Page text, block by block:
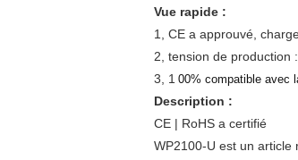
Vue rapide :
1, CE a approuvé,
2, tension de production
3, 1 00% compatible avec
Description :
CE | RoHS a certifié
WP2100-U est un article